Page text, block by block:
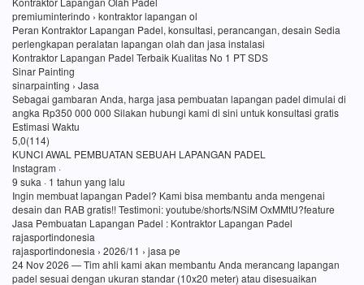
premiuminterindo › kontraktor lapangan ol
Peran Kontraktor Lapangan Padel, konsultasi, perancangan, desain Sedia
perlengkapan peralatan lapangan olah dan jasa instalasi
Kontraktor Lapangan Padel Terbaik Kualitas No 1 PT SDS
Sinar Painting
sinarpainting › Jasa
Sebagai gambaran Anda, harga jasa pembuatan lapangan padel dimulai di
angka Rp350 000 000 Silakan hubungi kami di sini untuk konsultasi gratis
Estimasi Waktu
5,0(114)
KUNCI AWAL PEMBUATAN SEBUAH LAPANGAN PADEL
Instagram ·
9 suka · 1 tahun yang lalu
Ingin membuat lapangan Padel? Kami bisa membantu anda mengenai
desain dan RAB gratis!! Testimoni: youtube/shorts/NSiM OxMMtU?feature
Jasa Pembuatan Lapangan Padel : Kontraktor Lapangan Padel
rajasportindonesia
rajasportindonesia › 2026/11 › jasa pe
24 Nov 2026 — Tim ahli kami akan membantu Anda merancang lapangan
padel sesuai dengan ukuran standar (10x20 meter) atau disesuaikan